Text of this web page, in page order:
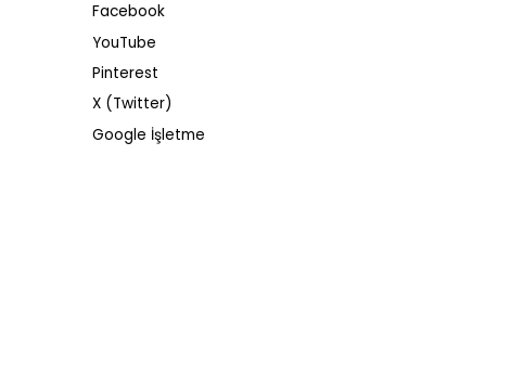
Facebook
YouTube
Pinterest
X (Twitter)
Google İşletme